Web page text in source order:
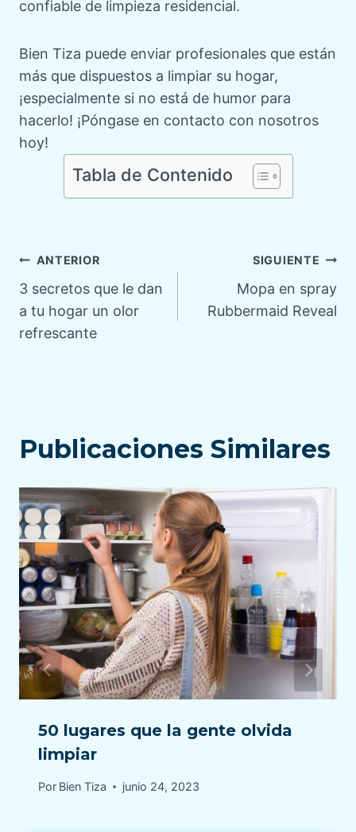
confiable de limpieza residencial.
Bien Tiza puede enviar profesionales que están
más que dispuestos a limpiar su hogar,
¡especialmente si no está de humor para
hacerlo! ¡Póngase en contacto con nosotros
hoy!
Tabla de Contenido
Navegación
de
entradas
ANTERIOR
3 secretos que le dan
a tu hogar un olor
refrescante
SIGUIENTE
Mopa en spray
Rubbermaid Reveal
Publicaciones Similares
50 lugares que la gente olvida
limpiar
Por Bien Tiza junio 24, 2023